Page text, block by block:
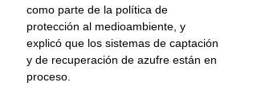
como parte de la política de
protección al medioambiente, y
explicó que los sistemas de captación
y de recuperación de azufre están en
proceso.